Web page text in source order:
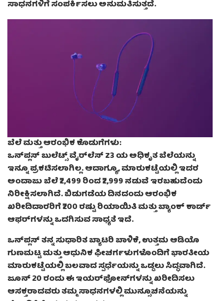
ಸಾಧನಗಳಿಗೆ ಸಂಪರ್ಕಿಸಲು ಅನುಮತಿಸುತ್ತದೆ.
ಬೆಲೆ ಮತ್ತು ಆರಂಭಿಕ ಕೊಡುಗೆಗಳು:
ಒನ್‌ಪ್ಲಸ್ ಬುಲೆಟ್ಸ್ ವೈರ್‌ಲೆಸ್ Z3 ಯ ಅಧಿಕೃತ ಬೆಲೆಯನ್ನು
ಇನ್ನೂ ಪ್ರಕಟಿಸಲಾಗಿಲ್ಲ. ಆದಾಗ್ಯೂ, ಮಾರುಕಟ್ಟೆಯಲ್ಲಿ ಇದರ
ಅಂದಾಜು ಬೆಲೆ ₹2,499 ರಿಂದ ₹2,999 ನಡುವೆ ಇರಬಹುದೆಂದು
ನಿರೀಕ್ಷಿಸಲಾಗಿದೆ. ಬಿಡುಗಡೆಯ ದಿನದಂದು ಆರಂಭಿಕ
ಖರೀದಿದಾರರಿಗೆ ₹200 ರಷ್ಟು ರಿಯಾಯಿತಿ ಮತ್ತು ಬ್ಯಾಂಕ್ ಕಾರ್ಡ್
ಆಫರ್‌ಗಳನ್ನು ಒದಗಿಸುವ ಸಾಧ್ಯತೆ ಇದೆ.
ಒನ್‌ಪ್ಲಸ್ ತನ್ನ ಸುಧಾರಿತ ಬ್ಯಾಟರಿ ಬಾಳಿಕೆ, ಉತ್ತಮ ಆಡಿಯೊ
ಗುಣಮಟ್ಟ ಮತ್ತು ಆಧುನಿಕ ಫೀಚರ್ಗಳುಗಳೊಂದಿಗೆ ಭಾರತೀಯ
ಮಾರುಕಟ್ಟೆಯಲ್ಲಿ ಬಲವಾದ ಸ್ಪರ್ಧೆಯನ್ನು ಒಡ್ಡಲು ಸಿದ್ಧವಾಗಿದೆ.
ಜೂನ್ 20 ರಂದು ಈ ಇಯರ್‌ಫೋನ್‌ಗಳನ್ನು ಖರೀದಿಸಲು
ಆಸಕ್ತರಾದವರು ತಮ್ಮ ಸಾಧನಗಳಲ್ಲಿ ಮುನ್ಸೂಚನೆಯನ್ನು